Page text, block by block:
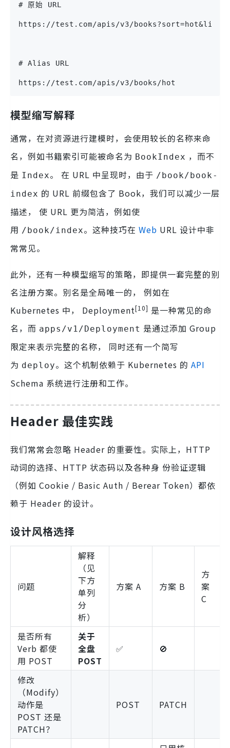
# 原始 URL
https://test.com/apis/v3/
# Alias URL
https://test.com/apis/v3/books/hot
模型缩写解释
通常，在对资源进行建模时，会使用较长的名称来命
名，例如书籍索引可能被命名为 BookIndex ，而不
是 Index。 在 URL 中呈现时，由于 /book/book-
index 的 URL 前缀包含了 Book，我们可以减少一层
描述， 使 URL 更为简洁，例如使
用 /book/index。这种技巧在 Web URL 设计中非
常常见。
此外，还有一种模型缩写的策略，即提供一套完整的别
名注册方案。别名是全局唯一的， 例如在
Kubernetes 中， Deployment[10] 是一种常见的命
名，而 apps/v1/Deployment 是通过添加 Group
限定来表示完整的名称， 同时还有一个简写
为 deploy。这个机制依赖于 Kubernetes 的 API
Schema 系统进行注册和工作。
Header 最佳实践
我们常常会忽略 Header 的重要性。实际上，HTTP
动词的选择、HTTP 状态码以及各种身 份验证逻辑
（例如 Cookie / Basic Auth / Berear Token）都依
赖于 Header 的设计。
设计风格选择
问题
解释
（见
下方
单列
分
析）
方案 A 方案 B
方
案
C
是否所有
Verb 都使
用 POST
关于
全盘
POST
✅ 🚫
修改
（Modify）
动作是
POST 还是
PATCH？
POST PATCH